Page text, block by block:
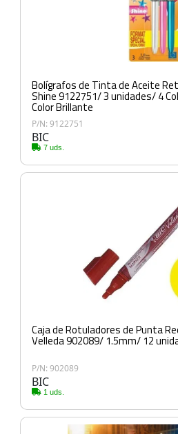
Bolígrafos de Tinta de Aceite
Shine 9122751/ 3 unidades/ 4
Color Brillante
P/N: 9122751
BIC
7 uds.
Caja de Rotuladores de Punta
Velleda 902089/ 1.5mm/ 12
P/N: 902089
BIC
1 uds.